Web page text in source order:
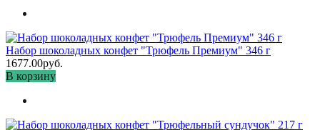
Набор шоколадных конфет "Трюфель Премиум" 346 г
1677.00руб.
В корзину